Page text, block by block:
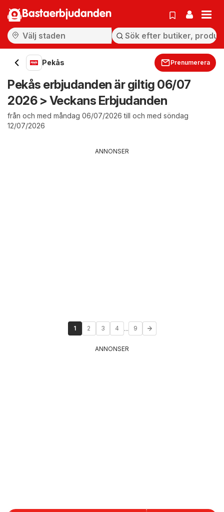
Bastaerbjudanden
Pekås Prenumerera
Pekås erbjudanden är giltig 06/07
2026 > Veckans Erbjudanden
från och med måndag 06/07/2026 till och med söndag
12/07/2026
ANNONSER
1 2 3 4 ... 9
ANNONSER